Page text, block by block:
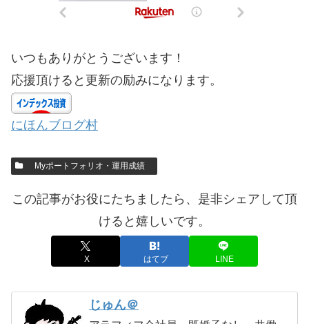
いつもありがとうございます！
応援頂けると更新の励みになります。
にほんブログ村
Myポートフォリオ・運用成績
この記事がお役にたちましたら、是非シェアして頂
けると嬉しいです。
X はてブ LINE
じゅん＠